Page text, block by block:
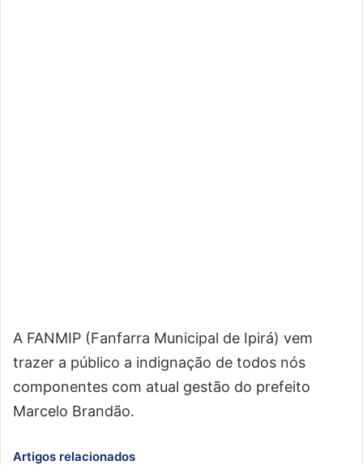
A FANMIP (Fanfarra Municipal de Ipirá) vem
trazer a público a indignação de todos nós
componentes com atual gestão do prefeito
Marcelo Brandão.
Artigos relacionados